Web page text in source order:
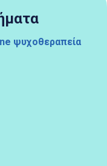
ψυχοθεραπεία